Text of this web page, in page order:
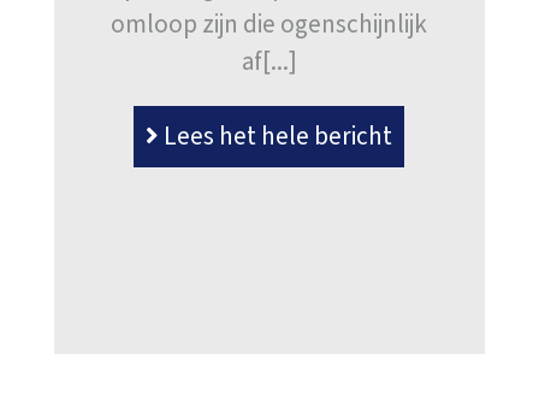
omloop zijn die ogenschijnlijk
af[...]
Lees het hele bericht